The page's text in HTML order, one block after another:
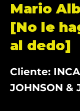
Mario
[No le
al dedo]
Cliente:
JOHNSON &